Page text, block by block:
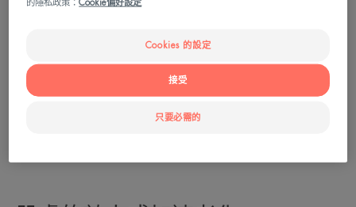
的隱私政策：Cookie偏好設定
Cookies 的設定
只要必需的
接受